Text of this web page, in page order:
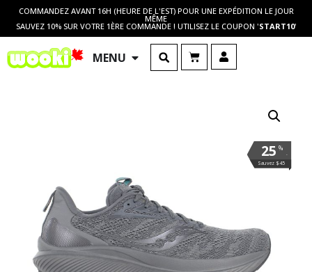
COMMANDEZ AVANT 16H (HEURE DE L'EST) POUR UNE EXPÉDITION LE JOUR
MÊME
SAUVEZ 10% SUR VOTRE 1ÈRE COMMANDE ! UTILISEZ LE COUPON 'START10'
MENU
%
.
25
Sauvez $45